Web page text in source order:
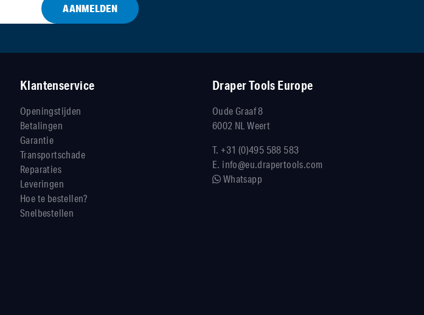
AANMELDEN
Klantenservice
Openingstijden
Betalingen
Garantie
Transportschade
Reparaties
Leveringen
Hoe te bestellen?
Snelbestellen
Draper Tools Europe
Oude Graaf 8
6002 NL Weert
T.+31 (0)495 588 583
E. info@eu.drapertools.com
Whatsapp